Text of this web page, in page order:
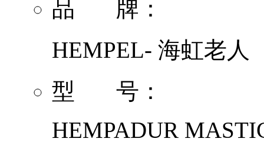
品 牌：
HEMPEL- 海虹老人
型 号：
HEMPADUR